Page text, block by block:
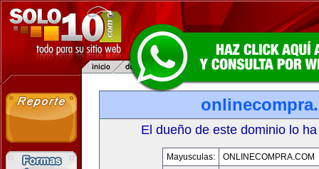
El dueño de este dominio lo
Mayusculas:
ONLINECOMPRA.COM